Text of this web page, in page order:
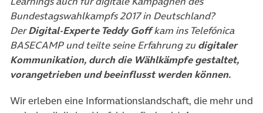
Bundestagswahlkampfs 2017 in Deutschland?
DerDigital-Experte Teddy Goffkam ins Telefónica
BASECAMP und teilte seine Erfahrung zudigitaler
Kommunikation, durch die Wählkämpfe gestaltet,
vorangetrieben und beeinflusst werden können.
Wir erleben eine Informationslandschaft, die mehr und